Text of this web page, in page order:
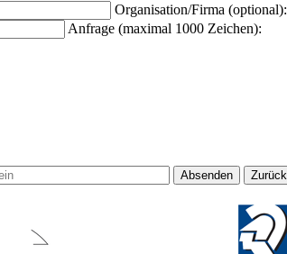
Organisation/Firma (optional):
Anfrage (maximal 1000 Zeichen):